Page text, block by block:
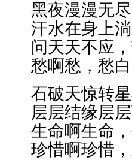
黑夜漫漫无
汗水在身上
问天天不应
愁啊愁，愁
石破天惊转
层层结缘层
生命啊生命
珍惜啊珍惜